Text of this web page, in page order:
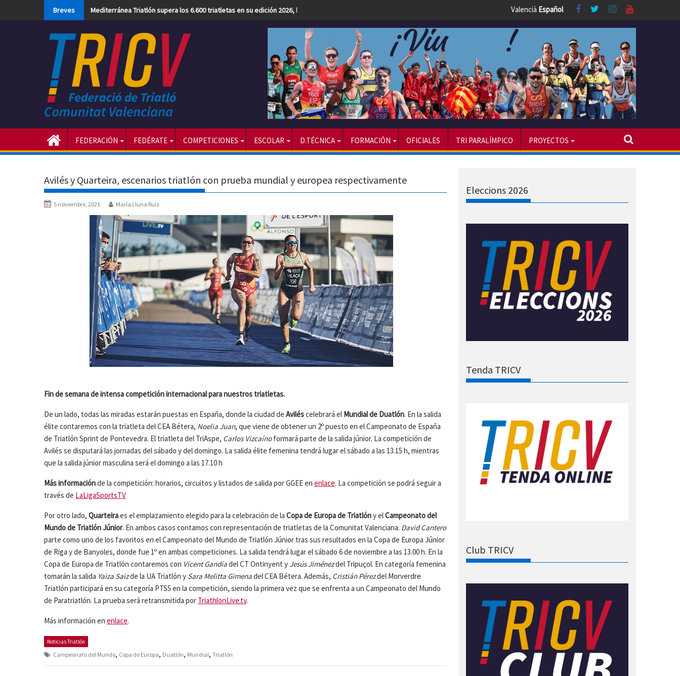
Breves Mediterránea Triatlón supera los 6.600 triatletas en su edición 2026, la más numerosa hasta la fecha Valencià Español
FEDERACIÓN FEDÉRATE COMPETICIONES ESCOLAR D.TÉCNICA FORMACIÓN OFICIALES TRI PARALÍMPICO PROYECTOS
Avilés y Quarteira, escenarios triatlón con prueba mundial y europea respectivamente
5 noviembre, 2021 María Lluna Ruiz
Fin de semana de intensa competición internacional para nuestros triatletas.
De un lado, todas las miradas estarán puestas en España, donde la ciudad de Aviléscelebrará el Mundial de Duatlón. En la salida
élite contaremos con la triatleta del CEA Bétera, Noelia Juan, que viene de obtener un 2º puesto en el Campeonato de España
de Triatlón Sprint de Pontevedra. El triatleta del TriAspe, Carlos Vizcaínoformará parte de la salida júnior. La competición de
Avilés se disputará las jornadas del sábado y del domingo. La salida élite femenina tendrá lugar el sábado a las 13.15 h, mientras
que la salida júnior masculina será el domingo a las 17.10 h
Más informaciónde la competición: horarios, circuitos y listados de salida por GGEE en enlace. La competición se podrá seguir a
través de LaLigaSportsTV
Por otro lado, Quarteiraes el emplazamiento elegido para la celebración de la Copa de Europa de Triatlóny elCampeonato del
Mundo de Triatlón Júnior. En ambos casos contamos con representación de triatletas de la Comunitat Valenciana. David Cantero
parte como uno de los favoritos en el Campeonato del Mundo de Triatlón Júnior tras sus resultados en la Copa de Europa Júnior
de Riga y de Banyoles, donde fue 1º en ambas competiciones. La salida tendrá lugar el sábado 6 de noviembre a las 13.00 h. En la
Copa de Europa de Triatlón contaremos con Vicent Gandíadel CT Ontinyent y Jesús Jiménezdel Tripuçol. En categoría femenina
tomarán la salida Yaiza Saizde la UA Triatlón y Sara Melitta Gimenadel CEA Bétera. Además, Cristián Pérezdel Morverdre
Triatlón participará en su categoría PTS5 en la competición, siendo la primera vez que se enfrenta a un Campeonato del Mundo
de Paratriatlón. La prueba será retransmitida por TriathlonLive.tv.
Más información en enlace.
Noticias Triatlón
Campeonato del Mundo, Copa de Europa, Duatlón, Mundial, Triatlón
Eleccions 2026
Tenda TRICV
Club TRICV